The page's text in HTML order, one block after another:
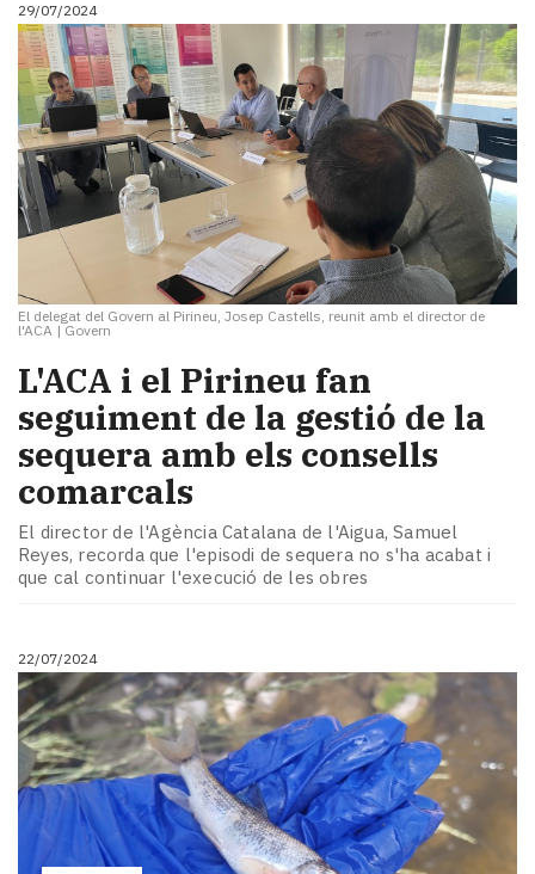
29/07/2024
El delegat del Govern al Pirineu, Josep Castells, reunit amb el director de
l'ACA | Govern
L'ACA i el Pirineu fan
seguiment de la gestió de la
sequera amb els consells
comarcals
El director de l'Agència Catalana de l'Aigua, Samuel
Reyes, recorda que l'episodi de sequera no s'ha acabat i
que cal continuar l'execució de les obres
22/07/2024